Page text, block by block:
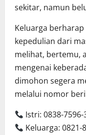
sekitar, namun
Keluarga
kepedulian dari
melihat, bertemu,
mengenai
dimohon segera
melalui nomor
Istri: 0838-7596-
Keluarga: 0821-